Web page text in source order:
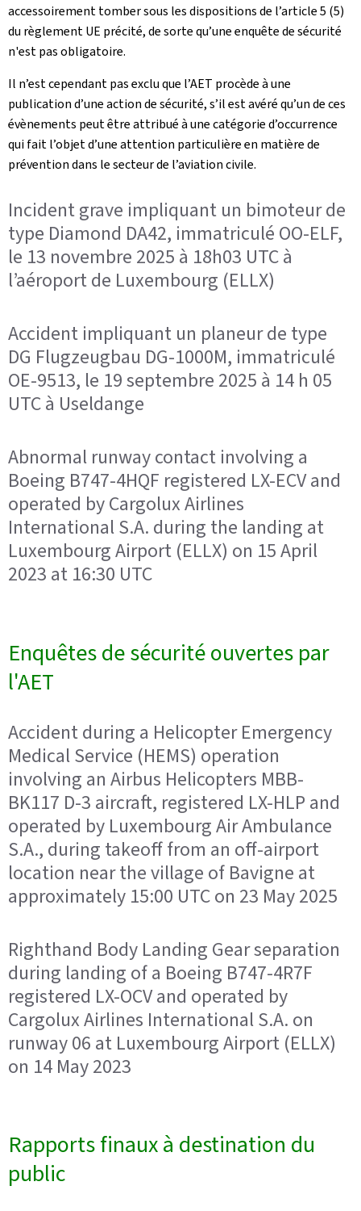
accessoirement tomber sous les dispositions de l’article 5 (5)
du règlement UE précité, de sorte qu’une enquête de sécurité
n'est pas obligatoire.
Il n’est cependant pas exclu que l’AET procède à une
publication d’une action de sécurité, s’il est avéré qu’un de ces
évènements peut être attribué à une catégorie d’occurrence
qui fait l’objet d’une attention particulière en matière de
prévention dans le secteur de l’aviation civile.
Incident grave impliquant un bimoteur de
type Diamond DA42, immatriculé OO-ELF,
le 13 novembre 2025 à 18h03 UTC à
l’aéroport de Luxembourg (ELLX)
Accident impliquant un planeur de type
DG Flugzeugbau DG-1000M, immatriculé
OE-9513, le 19 septembre 2025 à 14 h 05
UTC à Useldange
Abnormal runway contact involving a
Boeing B747-4HQF registered LX-ECV and
operated by Cargolux Airlines
International S.A. during the landing at
Luxembourg Airport (ELLX) on 15 April
2023 at 16:30 UTC
Enquêtes de sécurité ouvertes par
l'AET
Accident during a Helicopter Emergency
Medical Service (HEMS) operation
involving an Airbus Helicopters MBB-
BK117 D-3 aircraft, registered LX-HLP and
operated by Luxembourg Air Ambulance
S.A., during takeoff from an off-airport
location near the village of Bavigne at
approximately 15:00 UTC on 23 May 2025
Righthand Body Landing Gear separation
during landing of a Boeing B747-4R7F
registered LX-OCV and operated by
Cargolux Airlines International S.A. on
runway 06 at Luxembourg Airport (ELLX)
on 14 May 2023
Rapports finaux à destination du
public